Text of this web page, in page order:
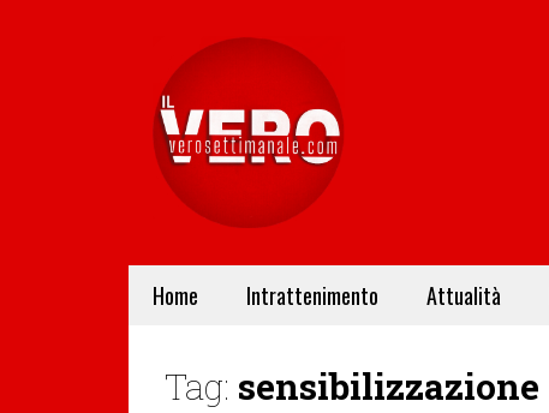
Home Intrattenimento Attualità
Tag: sensibilizzazione